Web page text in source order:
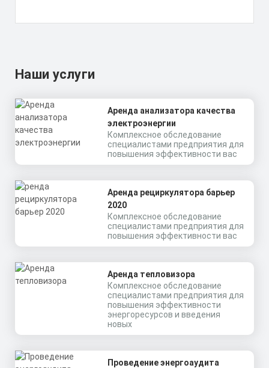
Наши услуги
Аренда анализатора качества
электроэнергии
Комплексное обследование
специалистами предприятия для
повышения эффективности вас
Аренда рециркулятора барьер
2020
Комплексное обследование
специалистами предприятия для
повышения эффективности вас
Аренда тепловизора
Комплексное обследование
специалистами предприятия для
повышения эффективности
энергоресурсов и введения
новых
Проведение энергоаудита